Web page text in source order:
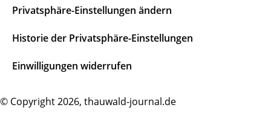
Privatsphäre-Einstellungen ändern
Historie der Privatsphäre-Einstellungen
Einwilligungen widerrufen
© Copyright 2026, thauwald-journal.de